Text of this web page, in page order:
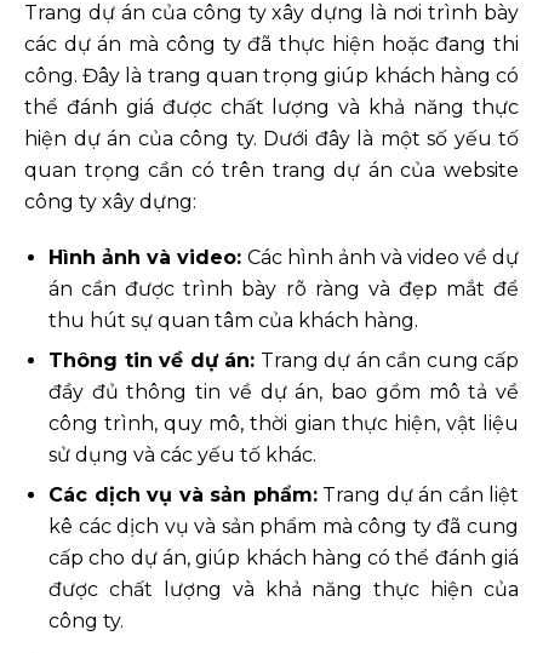
Trang dự án của công ty xây dựng là nơi trình bày
các dự án mà công ty đã thực hiện hoặc đang thi
công. Đây là trang quan trọng giúp khách hàng có
thể đánh giá được chất lượng và khả năng thực
hiện dự án của công ty. Dưới đây là một số yếu tố
quan trọng cần có trên trang dự án của website
công ty xây dựng:
Hình ảnh và video: Các hình ảnh và video về dự
án cần được trình bày rõ ràng và đẹp mắt để
thu hút sự quan tâm của khách hàng.
Thông tin về dự án: Trang dự án cần cung cấp
đầy đủ thông tin về dự án, bao gồm mô tả về
công trình, quy mô, thời gian thực hiện, vật liệu
sử dụng và các yếu tố khác.
Các dịch vụ và sản phẩm:Trang dự án cần liệt
kê các dịch vụ và sản phẩm mà công ty đã cung
cấp cho dự án, giúp khách hàng có thể đánh giá
được chất lượng và khả năng thực hiện của
công ty.